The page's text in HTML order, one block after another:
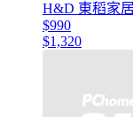
H&D 東稻家
$990
$1,320